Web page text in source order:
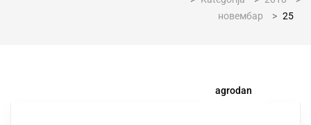
новембар
> 25
agrodan